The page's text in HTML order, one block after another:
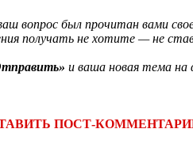
вопрос был прочитан вами
получать не хотите — не
и ваша новая тема на
ПОСТ-